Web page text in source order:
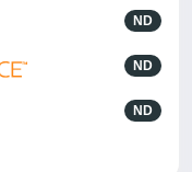
ND
ND
ND